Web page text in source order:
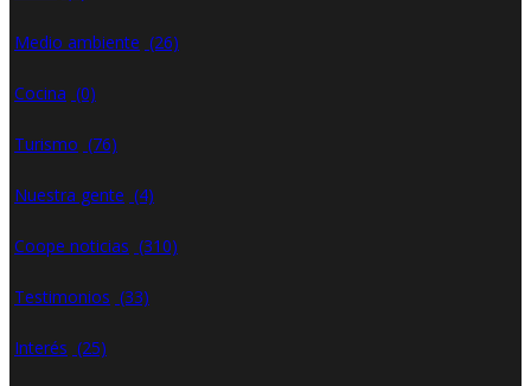
Medio ambiente (26)
Cocina (0)
Turismo (76)
Nuestra gente (4)
Coope noticias (310)
Testimonios (33)
Interés (25)